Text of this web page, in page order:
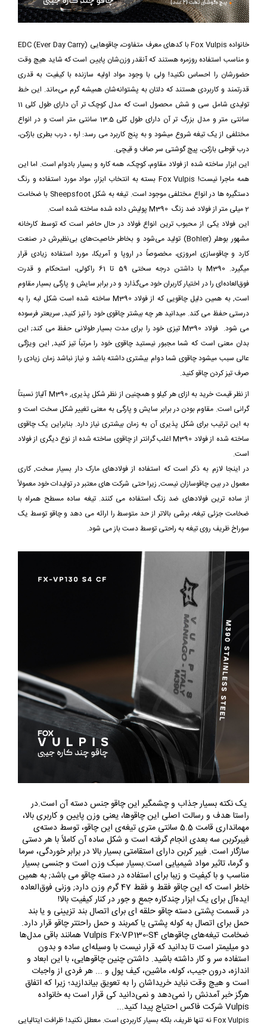
خانواده Fox Vulpis با کدهای معرف متفاوت، چاقوهایی EDC (Ever Day Carry)
و مناسب استفاده روزمره هستند که آنقدر وزن‌شان پایین است که شاید هیچ وقت
حضورشان را احساس نکنید! ولی با وجود مواد اولیه سازنده با کیفیت به قدری
قدرتمند و کاربردی هستند که دلتان به پشتوانه‌شان همیشه گرم می‌ماند. این خط
تولیدی شامل سی و شش محصول است که مدل کوچک تر آن دارای طول کلی 11
سانتی متر و مدل بزرگ تر آن دارای طول کلی 13.5 سانتی متر است و در انواع
مختلفی از یک تیغه شروع میشود و به پنج کاربرد می رسد: اره ، درب بطری بازکن،
درب قوطی بازکن، پیچ گوشتی سر صاف و قیچی.
این ابزار ساخته شده از فولاد مقاوم، کوچک، همه کاره و بسیار بادوام است. اما این
همه ماجرا نیست! Fox Vulpis بسته به انتخاب ابزار، مواد مورد استفاده و رنگ
دستگیره ها در انواع مختلفی موجود است. تیغه به شکل Sheepsfoot با ضخامت
2 میلی متر از فولاد ضد زنگ M390 پولیش داده شده ساخته شده است.
این فولاد یکی از محبوب ترین انواع فولاد در حال حاضر است که توسط کارخانه
مشهور بوهلر (Bohler) تولید می‌شود و بخاطر خاصیت‌های بی‌نظیرش در صنعت
کارد و چاقوسازی امروزی، مخصوصاً در اروپا و آمریکا، مورد استفاده زیادی قرار
میگیرد. M390 با داشتن درجه سختی 59 تا 61 راکولی، استحکام و قدرت
فوق‌العاده‌ای را در اختیار کاربران خود می‌گذارد و در برابر سایش و پارگی بسیار مقاوم
است, به همین دلیل چاقویی که از فولاد M390 ساخته شده است شکل لبه را به
درستی حفظ می کند. میدانید هر چه بیشتر چاقوی خود را تیز کنید, سریعتر فرسوده
می شود. فولاد M390 تیزی خود را برای مدت بسیار طولانی حفظ می کند; این
بدان معنی است که شما مجبور نیستید چاقوی خود را مرتباً تیز کنید, این ویژگی
عالی سبب میشود چاقوی شما دوام بیشتری داشته باشد و نیاز نباشد زمان زیادی را
صرف تیز کردن چاقو کنید.
از نظر قیمت خرید به ازای هر کیلو و همچنین از نظر شکل پذیری, M390 آلیاژ نسبتاً
گرانی است. مقاوم بودن در برابر سایش و پارگی به معنی تغییر شکل سخت است و
به این ترتیب برای شکل پذیری آن به زمان بیشتری نیاز دارد. بنابراین یک چاقوی
ساخته شده از فولاد M390 اغلب گرانتر از چاقوی ساخته شده از نوع دیگری از فولاد
است.
در اینجا لازم به ذکر است که استفاده از فولادهای مارک دار بسیار سخت, کاری
معمول در بین چاقوسازان نیست, زیرا حتی شرکت های معتبر در تولیدات خود معمولاً
از ساده ترین فولادهای ضد زنگ استفاده می کنند. تیغه ساده مسطح همراه با
ضخامت جزئی تیغه، برشی بالاتر از حد متوسط ​​را ارائه می دهد و چاقو توسط یک
سوراخ ظریف روی تیغه به راحتی توسط دست باز می شود.
یک نکته بسیار جذاب و چشمگیر این چاقو جنس دسته آن است.در
راستا هدف و رسالت اصلی این چاقوها، یعنی وزن پایین و کاربری بالا،
مهمانداری قامت 5.5 سانتی متری تیغه‌ی این چاقو، توسط دسته‌ی
فیبرکربن سه بعدی انجام گرفته است و شکل ساده آن کاملاً با هر دستی
سازگار است. فیبر کربن دارای استقامتی بسیار بالا در برابر خوردگی، سرما
و گرما، تاثیر مواد شیمیایی است.بسیار سبک وزن است و جنسی بسیار
مناسب و با کیفیت و زیبا برای استفاده در دسته چاقو می باشد; به همین
خاطر است که این چاقو فقط و فقط 47 گرم وزن دارد;
وزنی فوق‌العاده
ایده‌آل برای یک ابزار چندکاره جمع و جور در کنار کیفیت بالا!
در قسمت پشتی دسته چاقو حلقه ای برای اتصال بند تزیینی و یا بند
حمل برای اتصال به کوله پشتی یا کمربند و حمل راحتتر چاقو قرار دارد.
ضخامت تیغه‌های چاقوهای Vulpis Fx-VP130-S4 همانند باقی مدل‌ها
دو میلیمتر است تا بدانید که قرار نیست با وسیله‌ای ساده و بدون
استفاده سر و کار داشته باشید. داشتن چنین چاقوهایی، با این ابعاد و
اندازه، درون جیب، کوله، ماشین، کیف پول و ... هر فردی از واجبات
است و هیچ وقت نباید خریداشان را به تعویق بیاندازید؛ زیرا که اتفاق
هرگز خبر آمدنش را نمی‌دهد و نمی‌دانید کی قرار است به خانواده
Vulpis شرکت فاکس احتیاج پیدا کنید...
Fox Vulpis نه تنها ظریف، بلکه بسیار کاربردی است. معطل نکنید! ظرافت ایتالیایی